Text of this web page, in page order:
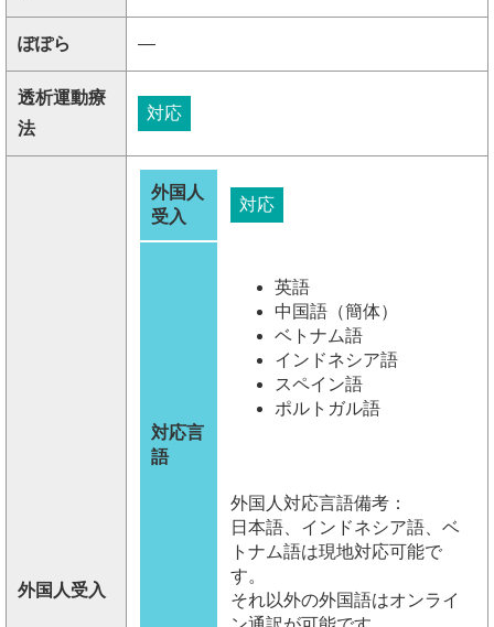
ぽぽら ―
透析運動療
法
対応
外国人受入
外国人
受入
対応
対応言
語
英語
中国語（簡体）
ベトナム語
インドネシア語
スペイン語
ポルトガル語
外国人対応言語備考：
日本語、インドネシア語、ベ
トナム語は現地対応可能で
す。
それ以外の外国語はオンライ